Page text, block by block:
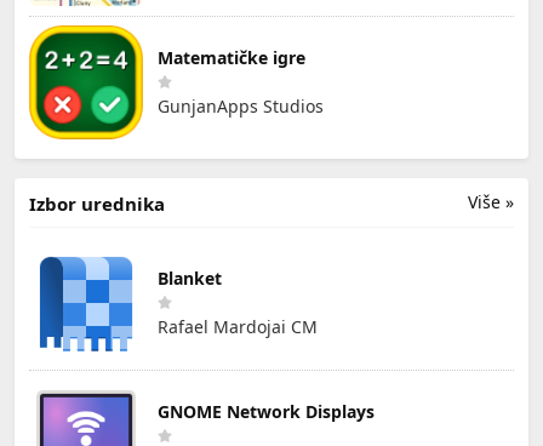
Matematičke igre
GunjanApps Studios
Više »
Izbor urednika
Blanket
Rafael Mardojai CM
GNOME Network Displays